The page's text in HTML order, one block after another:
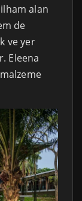
alan
de
ve yer
Eleena